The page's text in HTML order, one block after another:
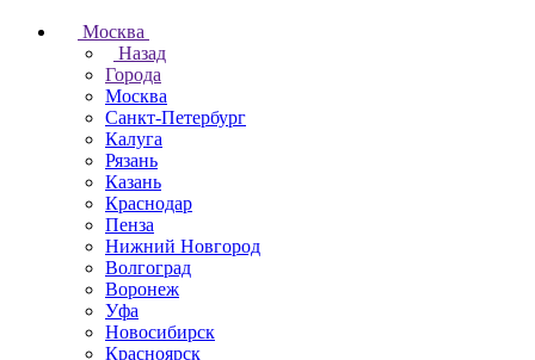
Москва
Назад
Города
Москва
Санкт-Петербург
Калуга
Рязань
Казань
Краснодар
Пенза
Нижний Новгород
Волгоград
Воронеж
Уфа
Новосибирск
Красноярск